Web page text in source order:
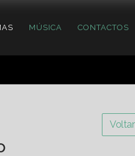
MÚSICA CONTACTOS
Voltar